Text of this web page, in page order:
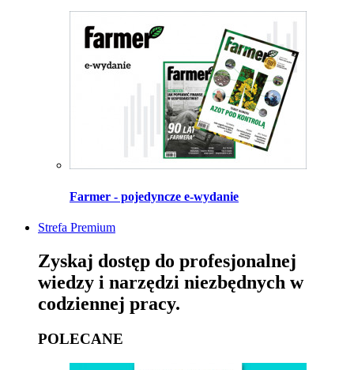
Farmer - pojedyncze e-wydanie
Strefa Premium
Zyskaj dostęp do profesjonalnej
wiedzy i narzędzi niezbędnych w
codziennej pracy.
POLECANE